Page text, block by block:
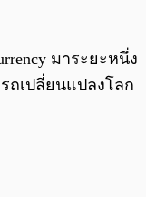
มาระยะหนึ่ง
ถเปลี่ยนแปลงโลก